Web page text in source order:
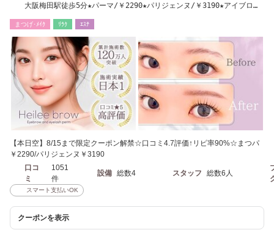
大阪梅田駅徒歩5分★パーマ/￥2290★パリジェンヌ/￥3190★アイブロ
まつげ･ﾒｲｸ ﾘﾗｸ ｴｽﾃ
【本日空】8/15まで限定クーポン解禁☆口コミ4.7評価↑リピ率90%☆まつパ
￥2290/パリジェンヌ￥3190
口コ
ミ
1051
件
設備 総数4 スタッフ 総数6人
スマート支払いOK
クーポンを表示